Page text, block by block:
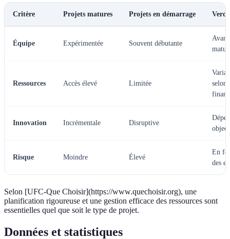
Critère Projets matures Projets en démarrage
Équipe Expérimentée Souvent débutante
Ressources Accès élevé Limitée
selon
Innovation Incrémentale Disruptive
Risque Moindre Élevé
En
des
Selon [UFC-Que Choisir](https://www.quechoisir.org), une
planification rigoureuse et une gestion efficace des ressources sont
essentielles quel que soit le type de projet.
Données et statistiques